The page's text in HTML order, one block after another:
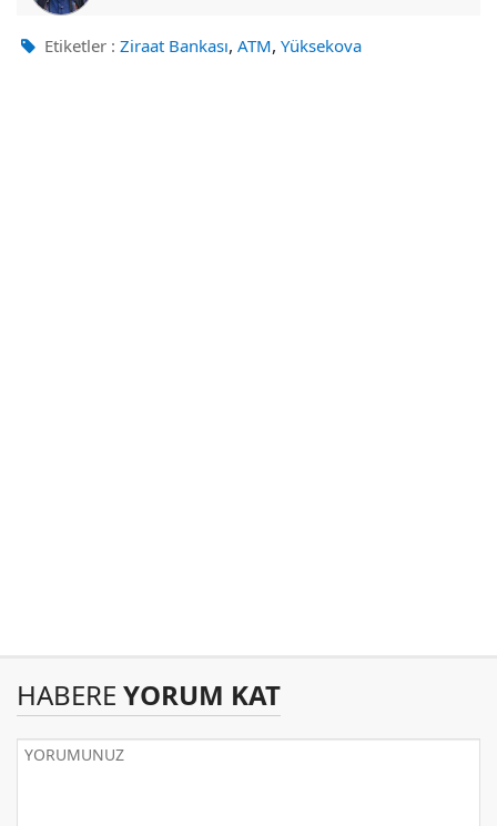
Etiketler : Ziraat Bankası, ATM, Yüksekova
HABERE YORUM KAT